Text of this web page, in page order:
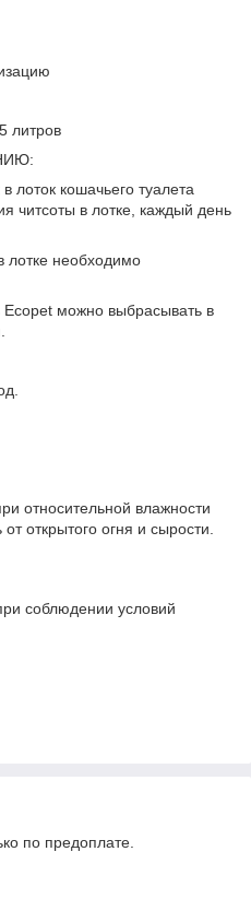
литров
лоток кошачьего туалета
читсоты в лотке, каждый день
лотке необходимо
можно выбрасывать в
относительной влажности
открытого огня и сырости.
соблюдении условий
по предоплате.